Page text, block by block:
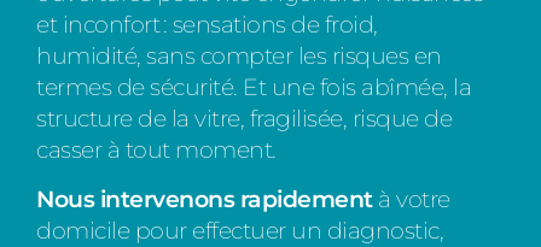
et inconfort : sensations de froid,
humidité, sans compter les risques en
termes de sécurité. Et une fois abîmée, la
structure de la vitre, fragilisée, risque de
casser à tout moment.
Nous intervenons rapidementà votre
domicile pour effectuer un diagnostic,